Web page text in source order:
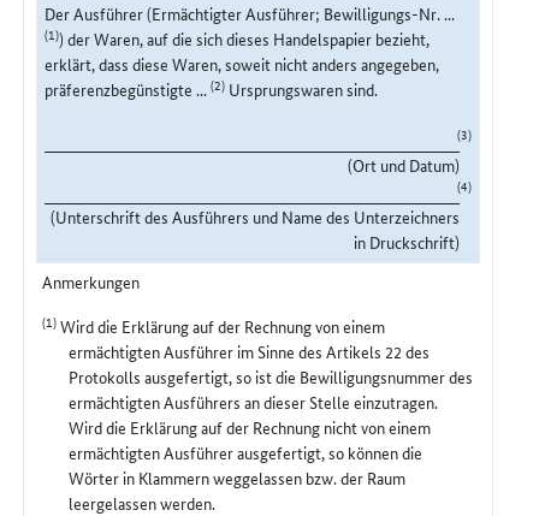
Der Ausführer (Ermächtigter Ausführer; Bewilligungs-Nr. ...
(1)) der Waren, auf die sich dieses Handelspapier bezieht,
erklärt, dass diese Waren, soweit nicht anders angegeben,
präferenzbegünstigte ...(2) Ursprungswaren sind.
(3)
(Ort und Datum)
(4)
(Unterschrift des Ausführers und Name des Unterzeichners
in Druckschrift)
Anmerkungen
(1)Wird die Erklärung auf der Rechnung von einem
ermächtigten Ausführer im Sinne des Artikels 22 des
Protokolls ausgefertigt, so ist die Bewilligungsnummer des
ermächtigten Ausführers an dieser Stelle einzutragen.
Wird die Erklärung auf der Rechnung nicht von einem
ermächtigten Ausführer ausgefertigt, so können die
Wörter in Klammern weggelassen bzw. der Raum
leergelassen werden.